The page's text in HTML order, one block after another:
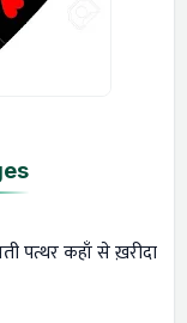
पत्थर कहाँ से ख़रीदा